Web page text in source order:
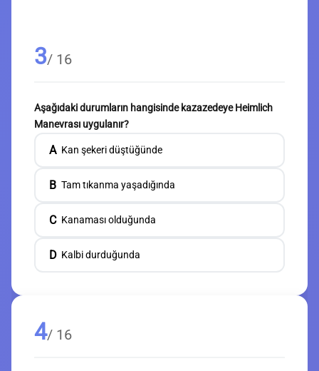
3/ 16
Aşağıdaki durumların hangisinde kazazedeye Heimlich
Manevrası uygulanır?
A Kan şekeri düştüğünde
B Tam tıkanma yaşadığında
C Kanaması olduğunda
D Kalbi durduğunda
4/ 16